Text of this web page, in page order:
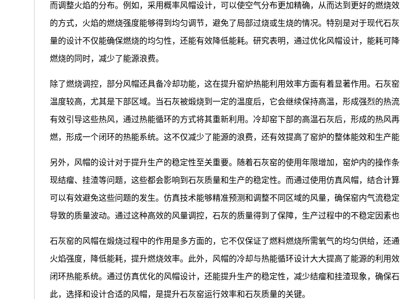
而调整火焰的分布。例如，采用概率风帽设计，可以使空气分布更加精确，从而达到更好的燃烧
的方式，火焰的燃烧强度能够得到均匀调节，避免了局部过烧或生烧的情况。特别是对于现代石
量的设计不仅能确保燃烧的均匀性，还能有效降低能耗。研究表明，通过优化风帽设计，能耗可
燃烧的同时，减少了能源浪费。
除了燃烧调控，部分风帽还具备冷却功能，这在提升窑炉热能利用效率方面有着显著作用。石灰
温度较高，尤其是下部区域。当石灰被煅烧到一定的温度后，它会继续保持高温，形成强烈的热
有效引导这些热风，通过热能循环的方式将其重新利用。冷却窑下部的高温石灰后，形成的热风
燃，形成一个闭环的热能系统。这不仅减少了能源的浪费，还有效提高了窑炉的整体能效和生产能
另外，风帽的设计对于提升生产的稳定性至关重要。随着石灰窑的使用年限增加，窑炉内的操作
现结瘤、挂渣等问题，这些都会影响到石灰质量和生产的稳定性。而通过使用仿真风帽，结合计算
可以有效避免这些问题的发生。仿真技术能够精准预测和调整不同区域的风量，确保窑内气流稳
导致的质量波动。通过这种高效的风量调控，石灰的质量得到了保障，生产过程中的不稳定因素也
石灰窑的风帽在煅烧过程中的作用是多方面的，它不仅保证了燃料燃烧所需氧气的均匀供给，还
火焰强度，降低能耗，提升燃烧效率。此外，风帽的冷却与热能循环设计大大提高了能源的利用
闭环热能系统。通过仿真优化的风帽设计，还能提升生产的稳定性，减少结瘤和挂渣现象，确保
此，选择和设计合适的风帽，是提升石灰窑运行效率和石灰质量的关键。